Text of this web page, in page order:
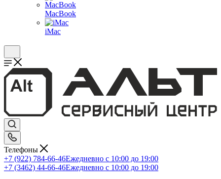
MacBook
iMac
Телефоны
+7 (922) 784-66-46Ежедневно с 10:00 до 19:00
+7 (3462) 44-66-46Ежедневно с 10:00 до 19:00